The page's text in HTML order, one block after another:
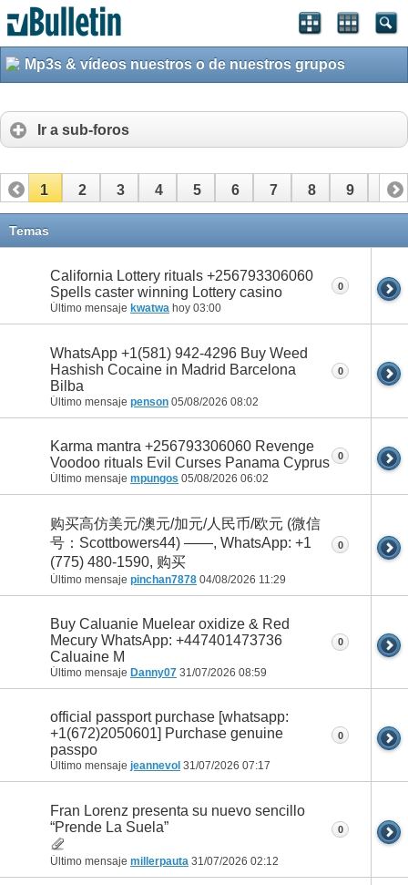
Mp3s & vídeos nuestros o de nuestros grupos
Ir a sub-foros
1 2 3 4 5 6 7 8 9 10
11
Temas
California Lottery rituals +256793306060
Spells caster winning Lottery casino
Último mensaje kwatwa hoy 03:00
0
WhatsApp +1(581) 942-4296 Buy Weed
Hashish Cocaine in Madrid Barcelona
Bilba
Último mensaje penson 05/08/2026 08:02
0
Karma mantra +256793306060 Revenge
Voodoo rituals Evil Curses Panama Cyprus
Último mensaje mpungos 05/08/2026 06:02
0
购买高仿美元/澳元/加元/人民币/欧元 (微信
号：Scottbowers44) ——, WhatsApp: +1
(775) 480-1590, 购买
Último mensaje pinchan7878 04/08/2026 11:29
0
Buy Caluanie Muelear oxidize & Red
Mecury WhatsApp: +447401473736
Caluaine M
Último mensaje Danny07 31/07/2026 08:59
0
official passport purchase [whatsapp:
+1(672)2050601] Purchase genuine
passpo
Último mensaje jeannevol 31/07/2026 07:17
0
Fran Lorenz presenta su nuevo sencillo
“Prende La Suela”
Último mensaje millerpauta 31/07/2026 02:12
0